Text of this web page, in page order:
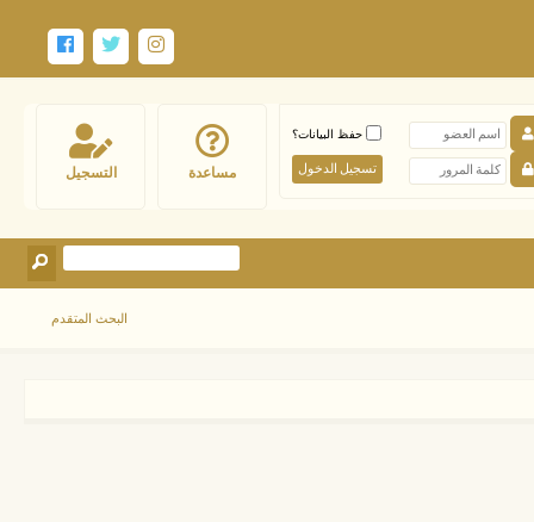
التسجيل مساعدة
حفظ البيانات؟
البحث المتقدم